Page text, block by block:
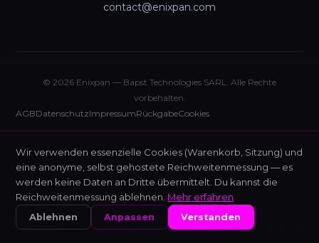
START SHOP NIXIS WARENKORB
contact@enixpan.com
© 2026 Enixpan — Bapst Technologies SARL. Alle Rechte
vorbehalten.
AGBDatenschutzImpressumRückgabeCookies
Wir verwenden essenzielle Cookies (Warenkorb, Sitzung) und
eine anonyme, selbst gehostete Reichweitenmessung — es
werden keine Daten an Dritte übermittelt. Du kannst die
Reichweitenmessung ablehnen. Mehr erfahren
Ablehnen Anpassen Verstanden